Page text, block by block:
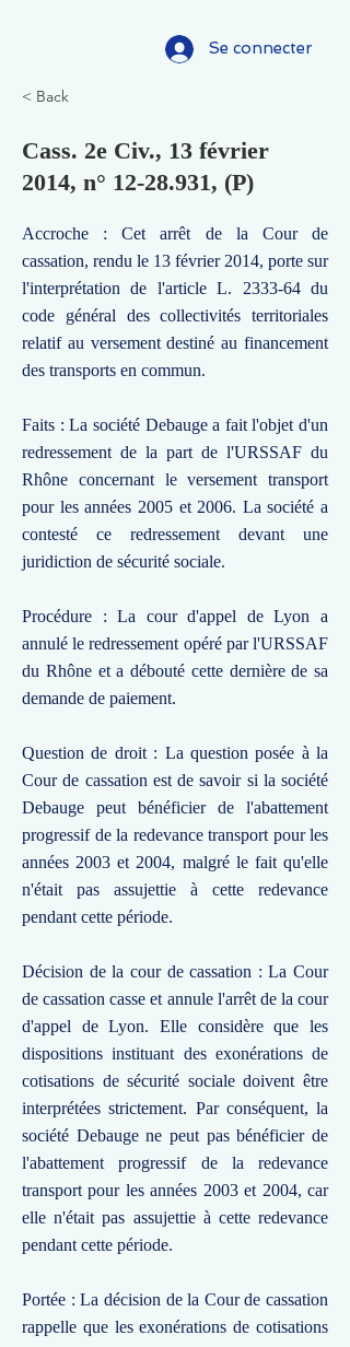
Se connecter
< Back
Cass. 2e Civ., 13 février
2014, n° 12-28.931, (P)
Accroche : Cet arrêt de la Cour de
cassation, rendu le 13 février 2014, porte sur
l'interprétation de l'article L. 2333-64 du
code général des collectivités territoriales
relatif au versement destiné au financement
des transports en commun.
Faits : La société Debauge a fait l'objet d'un
redressement de la part de l'URSSAF du
Rhône concernant le versement transport
pour les années 2005 et 2006. La société a
contesté ce redressement devant une
juridiction de sécurité sociale.
Procédure : La cour d'appel de Lyon a
annulé le redressement opéré par l'URSSAF
du Rhône et a débouté cette dernière de sa
demande de paiement.
Question de droit : La question posée à la
Cour de cassation est de savoir si la société
Debauge peut bénéficier de l'abattement
progressif de la redevance transport pour les
années 2003 et 2004, malgré le fait qu'elle
n'était pas assujettie à cette redevance
pendant cette période.
Décision de la cour de cassation : La Cour
de cassation casse et annule l'arrêt de la cour
d'appel de Lyon. Elle considère que les
dispositions instituant des exonérations de
cotisations de sécurité sociale doivent être
interprétées strictement. Par conséquent, la
société Debauge ne peut pas bénéficier de
l'abattement progressif de la redevance
transport pour les années 2003 et 2004, car
elle n'était pas assujettie à cette redevance
pendant cette période.
Portée : La décision de la Cour de cassation
rappelle que les exonérations de cotisations